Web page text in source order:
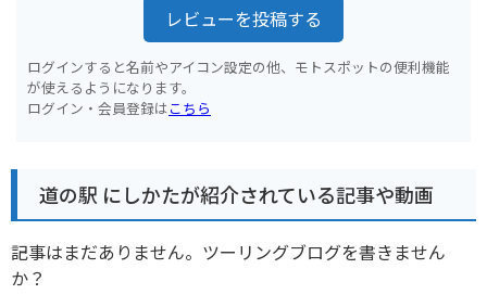
レビューを投稿する
ログインすると名前やアイコン設定の他、モトスポットの便利機能
が使えるようになります。
ログイン・会員登録はこちら
道の駅 にしかたが紹介されている記事や動画
記事はまだありません。ツーリングブログを書きません
か？